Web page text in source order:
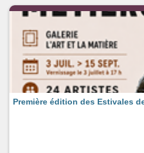
Première édition des Estivales